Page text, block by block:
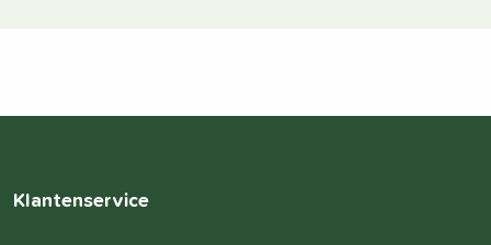
Klantenservice